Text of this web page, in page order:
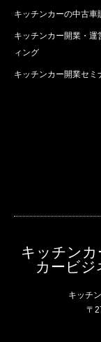
キッチンカーの中古車
キッチンカー開業・運
ィング
キッチンカー開業セミ
キッチンカ
カービジ
キッチ
〒